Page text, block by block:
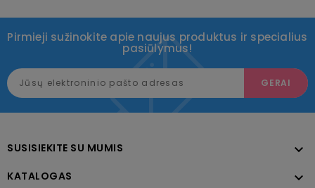
Pirmieji sužinokite apie naujus produktus ir specialius
pasiūlymus!
SUSISIEKITE SU MUMIS 
KATALOGAS 